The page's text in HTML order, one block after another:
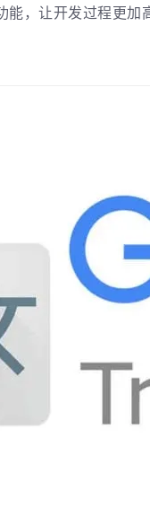
，让开发过程更加